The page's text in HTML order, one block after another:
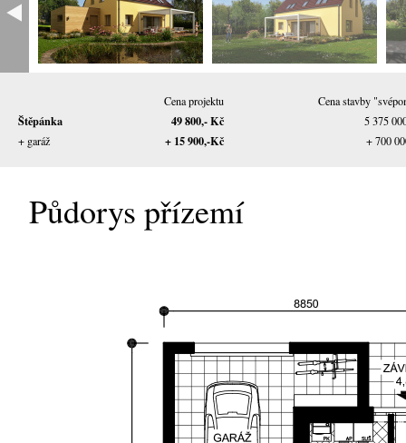
Cena projektu Cena stavby
Štěpánka 49 800,- Kč
5 375
+ garáž
+ 15 900,-Kč + 700
Půdorys přízemí